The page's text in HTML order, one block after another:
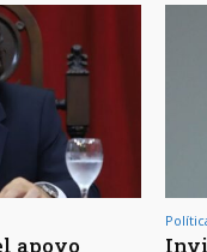
apoyo